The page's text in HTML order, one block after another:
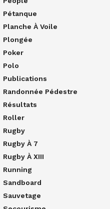
Pétanque
Planche À Voile
Plongée
Poker
Polo
Publications
Randonnée Pédestre
Résultats
Roller
Rugby
Rugby À 7
Rugby À XIII
Running
Sandboard
Sauvetage